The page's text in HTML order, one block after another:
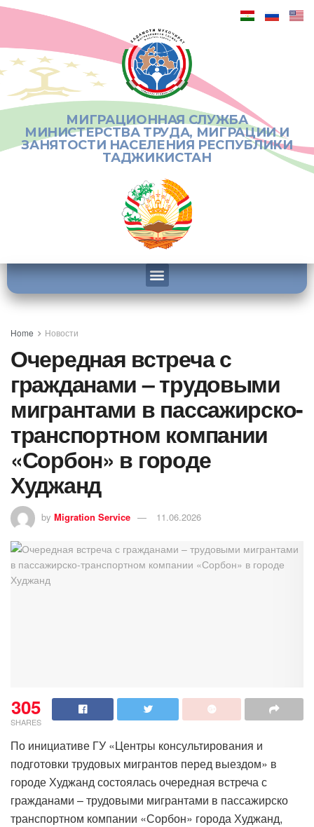
МИГРАЦИОННАЯ СЛУЖБА
МИНИСТЕРСТВА ТРУДА, МИГРАЦИИ И
ЗАНЯТОСТИ НАСЕЛЕНИЯ РЕСПУБЛИКИ
ТАДЖИКИСТАН
Home Новости
Очередная встреча с
гражданами – трудовыми
мигрантами в пассажирско-
транспортном компании
«Сорбон» в городе
Худжанд
by Migration Service 11.06.2026
305
SHARES
По инициативе ГУ «Центры консультирования и
подготовки трудовых мигрантов перед выездом» в
городе Худжанд состоялась очередная встреча с
гражданами – трудовыми мигрантами в пассажирско
транспортном компании «Сорбон» города Худжанд,